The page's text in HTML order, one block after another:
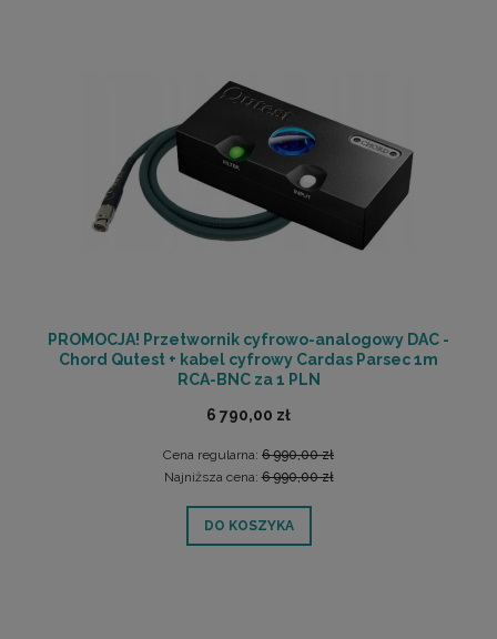
PROMOCJA! Przetwornik cyfrowo-analogowy DAC -
Chord Qutest + kabel cyfrowy Cardas Parsec 1m
RCA-BNC za 1 PLN
6 790,00 zł
Cena regularna: 6 990,00 zł
Najniższa cena:6 990,00 zł
DO KOSZYKA